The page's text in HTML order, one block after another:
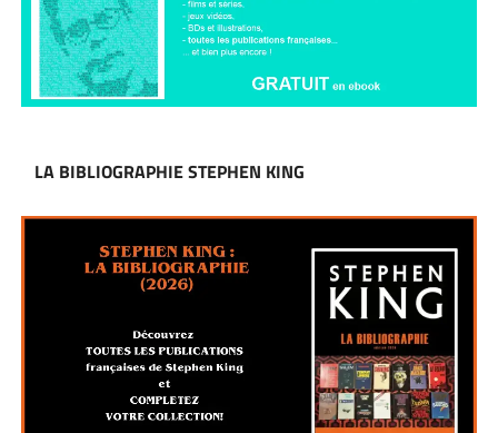
LA BIBLIOGRAPHIE STEPHEN KING